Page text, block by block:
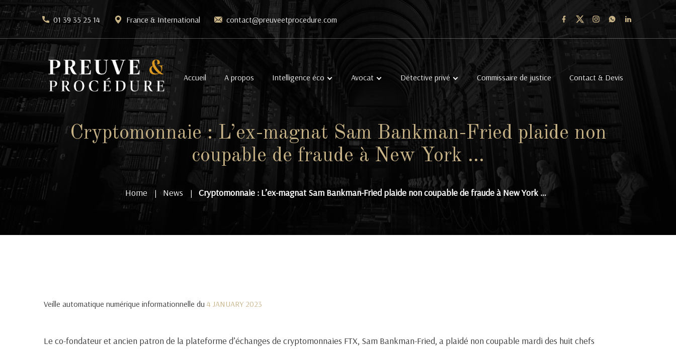
01 39 35 25 14 France & International contact@preuveetprocedure.com
Accueil A propos Intelligence éco Avocat Détective privé Commissaire de justice Contact & Devis
Cryptomonnaie : L’ex-magnat Sam Bankman-Fried plaide non
coupable de fraude à New York …
Home | News | Cryptomonnaie : L’ex-magnat Sam Bankman-Fried plaide non coupable de fraude à New York …
Veille automatique numérique informationnelle du 4 JANUARY 2023
Le co-fondateur et ancien patron de la plateforme d’échanges de cryptomonnaies FTX, Sam Bankman-Fried, a plaidé non coupable mardi des huit chefs